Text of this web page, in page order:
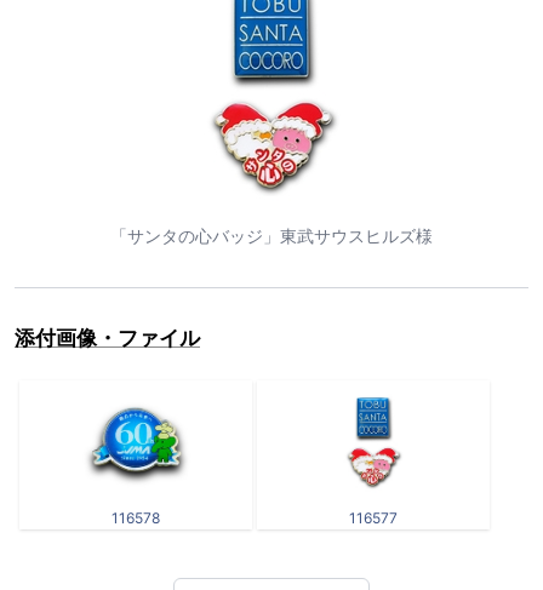
「サンタの心バッジ」東武サウスヒルズ様
添付画像・ファイル
116578 116577